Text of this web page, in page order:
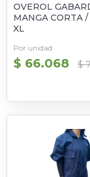
OVEROL
MANGA CORTA
XL
Por unidad
$ 66.068 $